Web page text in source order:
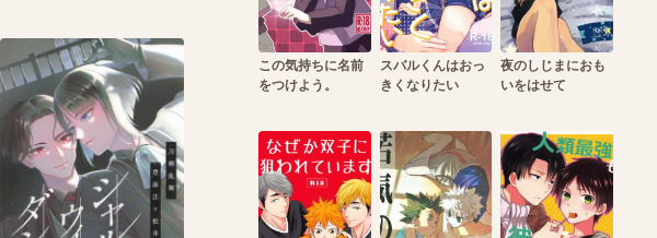
この気持ちに名前
をつけよう。
スバルくんはおっ
きくなりたい
夜のしじまにおも
いをはせて